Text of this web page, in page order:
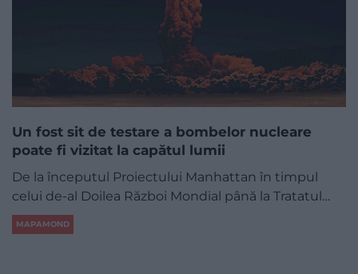
Un fost sit de testare a bombelor nucleare
poate fi vizitat la capătul lumii
De la începutul Proiectului Manhattan în timpul
celui de-al Doilea Război Mondial până la Tratatul…
MAPAMOND